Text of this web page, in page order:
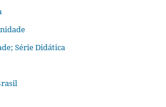
Série Didática